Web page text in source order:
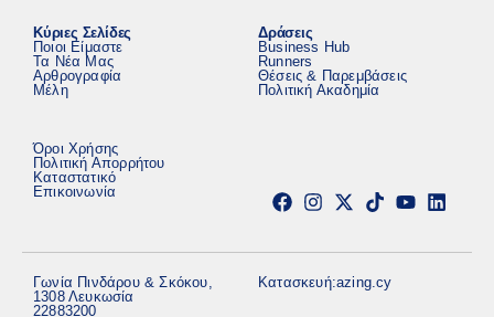
Κύριες Σελίδες
Ποιοι Είμαστε
Τα Νέα Μας
Αρθρογραφία
Μέλη
Δράσεις
Business Hub
Runners
Θέσεις & Παρεμβάσεις
Πολιτική Ακαδημία
Όροι Χρήσης
Πολιτική Απορρήτου
Καταστατικό
Επικοινωνία
Γωνία Πινδάρου & Σκόκου,
1308 Λευκωσία
22883200
Κατασκευή:azing.cy